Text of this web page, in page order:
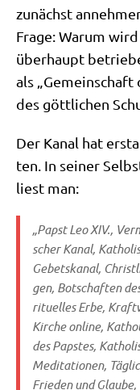
zunächst
Fra­ge: War­um
über­haupt
als „Gemein­schaft
des gött­li­chen
Der Kanal hat
ten. In sei­ner
liest man:
„Papst Leo XIV.,
scher Kanal,
Gebets­ka­nal,
gen, Bot­schaf­ten
ri­tu­el­les Erbe,
Kir­che online,
des Pap­stes,
Medi­ta­tio­nen,
Frie­den und